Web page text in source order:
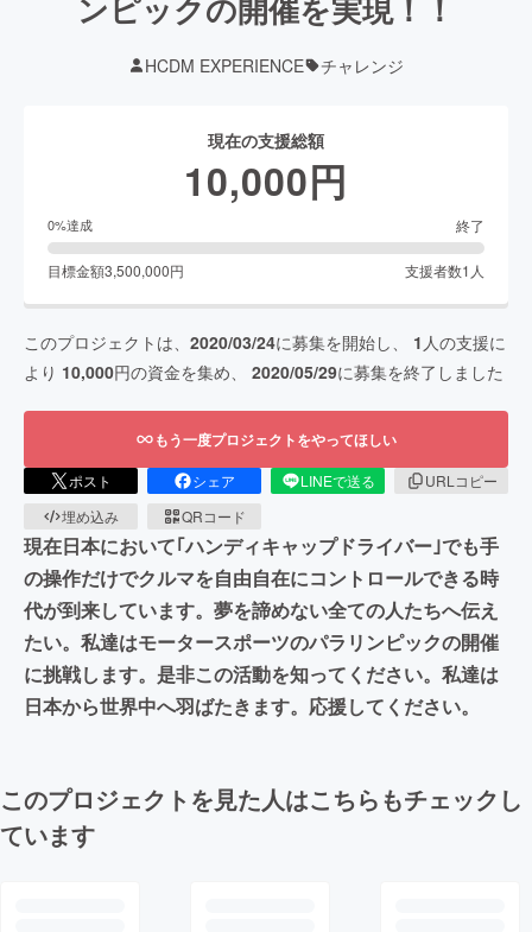
HCDM EXPERIENCE チャレンジ
現在の支援総額
10,000円
0%達成 終了
目標金額3,500,000円 支援者数1 人
このプロジェクトは、 2020/03/24に募集を開始し、 1 人の支援に
より 10,000円の資金を集め、 2020/05/29に募集を終了しました
もう一度プロジェクトをやってほしい
ポスト シェア LINEで送る
URLコピー
埋め込み
QRコード
現在日本において｢ハンディキャップドライバー｣でも手
の操作だけでクルマを自由自在にコントロールできる時
代が到来しています。夢を諦めない全ての人たちへ伝え
たい。私達はモータースポーツのパラリンピックの開催
に挑戦します。是非この活動を知ってください。私達は
日本から世界中へ羽ばたきます。応援してください。
このプロジェクトを見た人はこちらもチェックし
ています